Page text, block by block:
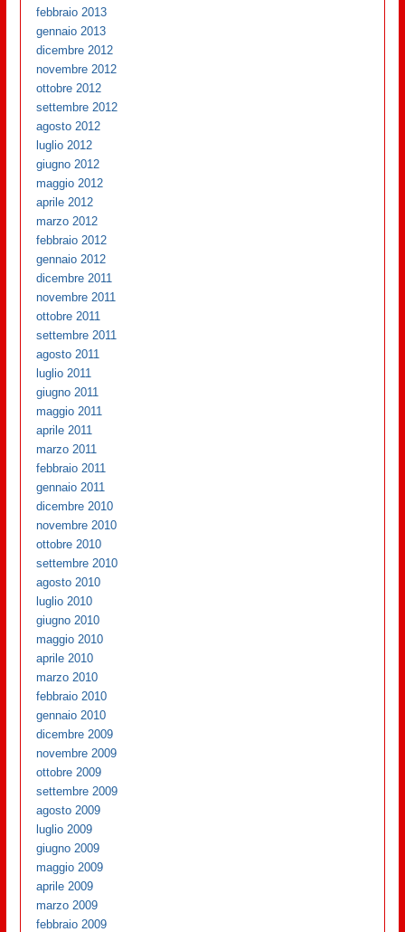
febbraio 2013
gennaio 2013
dicembre 2012
novembre 2012
ottobre 2012
settembre 2012
agosto 2012
luglio 2012
giugno 2012
maggio 2012
aprile 2012
marzo 2012
febbraio 2012
gennaio 2012
dicembre 2011
novembre 2011
ottobre 2011
settembre 2011
agosto 2011
luglio 2011
giugno 2011
maggio 2011
aprile 2011
marzo 2011
febbraio 2011
gennaio 2011
dicembre 2010
novembre 2010
ottobre 2010
settembre 2010
agosto 2010
luglio 2010
giugno 2010
maggio 2010
aprile 2010
marzo 2010
febbraio 2010
gennaio 2010
dicembre 2009
novembre 2009
ottobre 2009
settembre 2009
agosto 2009
luglio 2009
giugno 2009
maggio 2009
aprile 2009
marzo 2009
febbraio 2009